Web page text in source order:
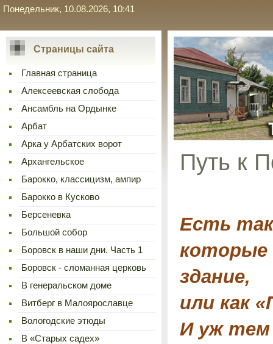
Понедельник, 10.08.2026, 10:41
Страницы сайта
Главная страница
Алексеевская слобода
Ансамбль на Ордынке
Арбат
Арка у Арбатских ворот
Архангельское
Барокко, классицизм, ампир
Барокко в Кусково
Берсеневка
Большой собор
Боровск в наши дни. Часть 1
Боровск - сломанная церковь
В генеральском доме
Витберг в Малоярославце
Вологодские этюды
В «Старых садех»
Путь к
Есть
которые
здание,
или как
И уж тем